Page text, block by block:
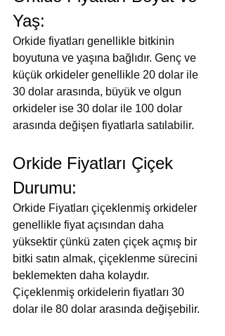
Yaş:
Orkide fiyatları genellikle bitkinin
boyutuna ve yaşına bağlıdır. Genç ve
küçük orkideler genellikle 20 dolar ile
30 dolar arasında, büyük ve olgun
orkideler ise 30 dolar ile 100 dolar
arasında değişen fiyatlarla satılabilir.
Orkide Fiyatları Çiçek
Durumu:
Orkide Fiyatları çiçeklenmiş orkideler
genellikle fiyat açısından daha
yüksektir çünkü zaten çiçek açmış bir
bitki satın almak, çiçeklenme sürecini
beklemekten daha kolaydır.
Çiçeklenmiş orkidelerin fiyatları 30
dolar ile 80 dolar arasında değişebilir.